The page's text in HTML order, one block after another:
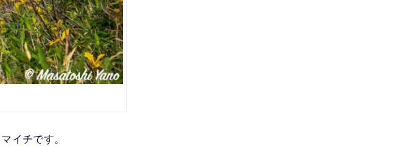
イチです。